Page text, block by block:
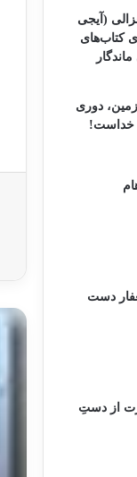
(آیجی
کتاب‌های
دوری
خداست‌!
دست
از دستِ